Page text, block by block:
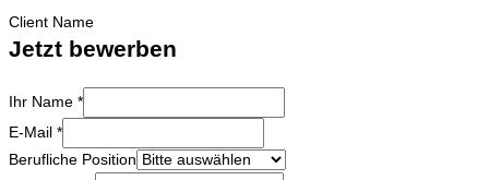
Client Name
Jetzt bewerben
Ihr Name *
E-Mail *
Berufliche Position